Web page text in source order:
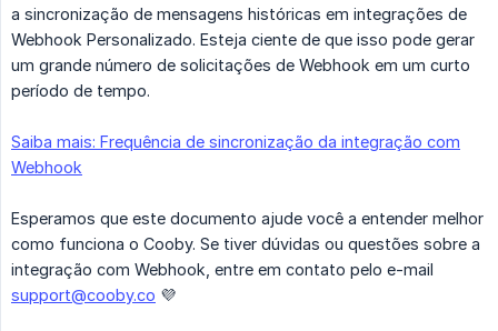
a sincronização de mensagens históricas em integrações de
Webhook Personalizado. Esteja ciente de que isso pode gerar
um grande número de solicitações de Webhook em um curto
período de tempo.
Saiba mais: Frequência de sincronização da integração com
Webhook
Esperamos que este documento ajude você a entender melhor
como funciona o Cooby. Se tiver dúvidas ou questões sobre a
integração com Webhook, entre em contato pelo e-mail
support@cooby.co 💜